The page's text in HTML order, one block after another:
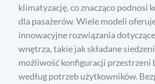
klimatyzację, co znacząco podnosi
dla pasażerów. Wiele modeli
innowacyjne rozwiązania
wnętrza, takie jak składane
możliwość konfiguracji przestrzeni
według potrzeb użytkowników.